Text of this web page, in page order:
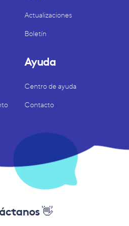
Actualizaciones
Boletín
Ayuda
Centro de ayuda
Contacto
👋